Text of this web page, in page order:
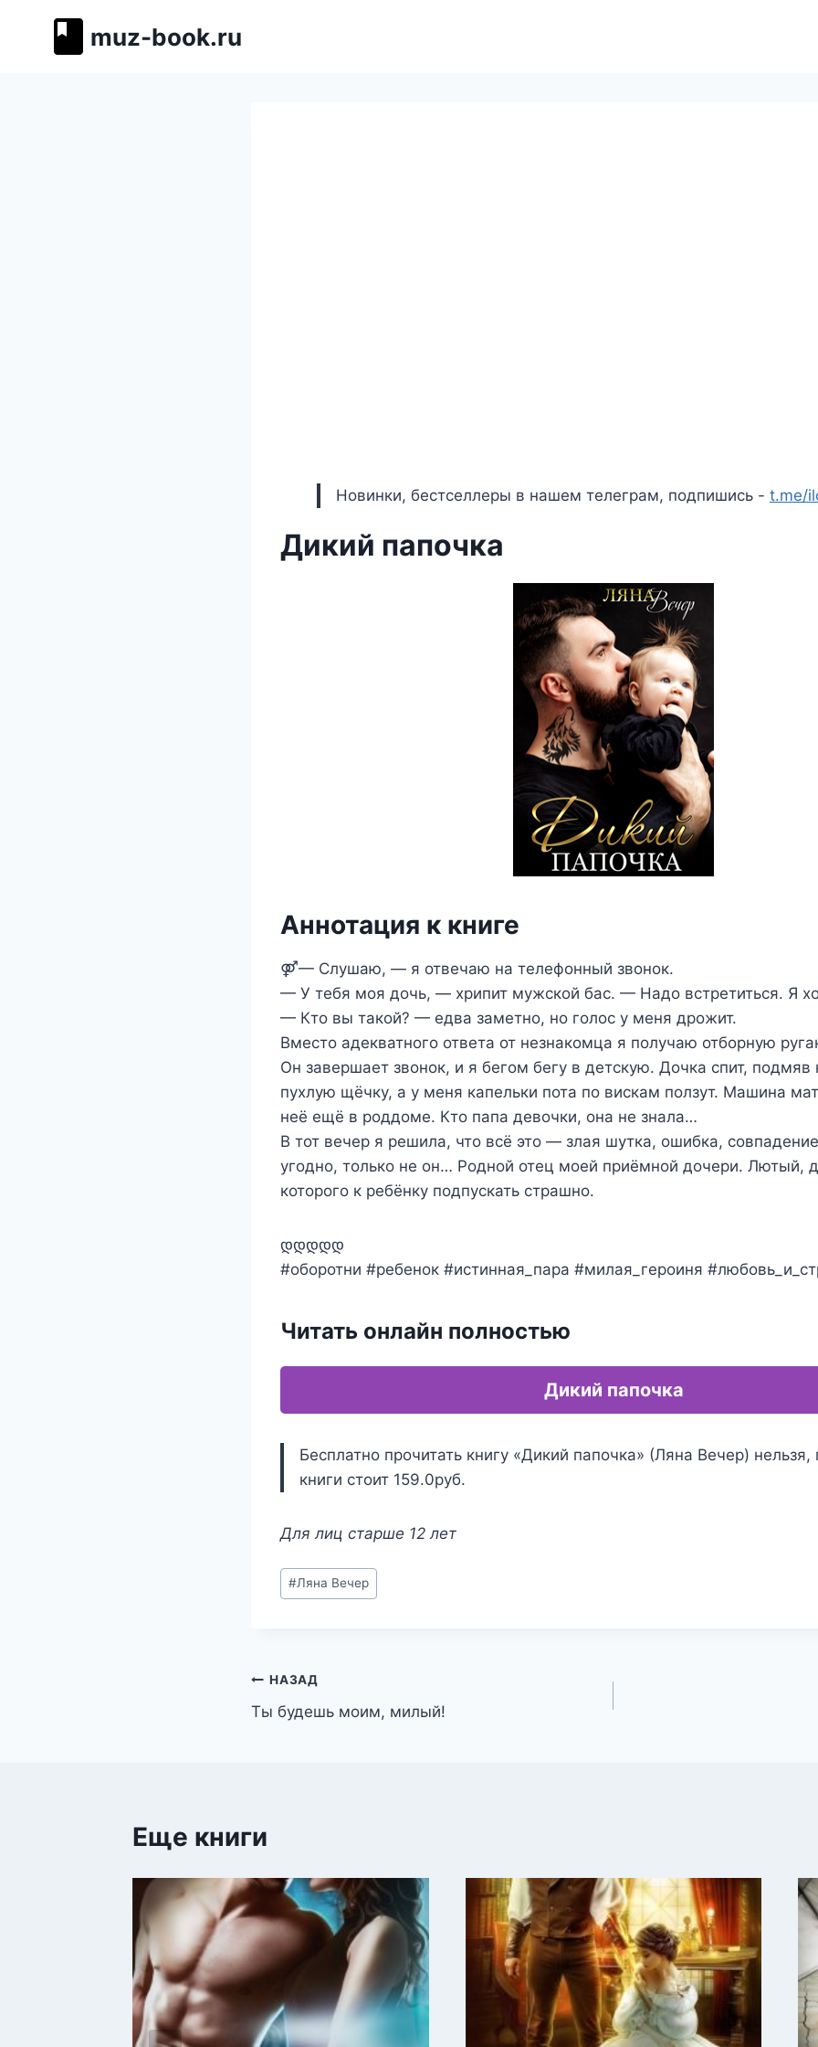
muz-book.ru
Новинки, бестселлеры в нашем телеграм, подпишись - t.me/
Дикий папочка
Аннотация к книге
⚤— Слушаю, — я отвечаю на телефонный звонок.
— У тебя моя дочь, — хрипит мужской бас. — Надо встретиться. Я
— Кто вы такой? — едва заметно, но голос у меня дрожит.
Вместо адекватного ответа от незнакомца я получаю отборную
Он завершает звонок, и я бегом бегу в детскую. Дочка спит, подмяв
пухлую щёчку, а у меня капельки пота по вискам ползут. Машина
неё ещё в роддоме. Кто папа девочки, она не знала…
В тот вечер я решила, что всё это — злая шутка, ошибка,
угодно, только не он… Родной отец моей приёмной дочери. Лютый,
которого к ребёнку подпускать страшно.
დდდდდ
#оборотни #ребенок #истинная_пара #милая_героиня
Читать онлайн полностью
Дикий папочка
Бесплатно прочитать книгу «Дикий папочка» (Ляна Вечер) нельзя,
книги стоит 159.0руб.
Для лиц старше 12 лет
Метки
записи:
#Ляна Вечер
Навигация
по
НАЗАД
Ты будешь моим, милый!
Еще книги